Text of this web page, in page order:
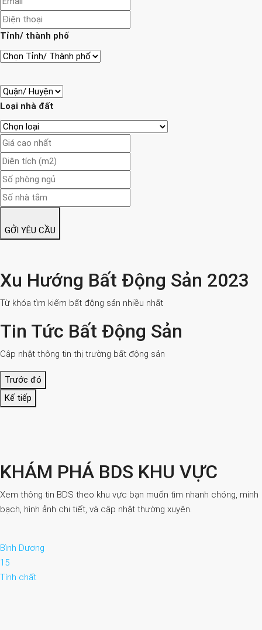
Tỉnh/ thành phố
Loại nhà đất
GỞI YÊU CẦU
Xu Hướng Bất Động Sản 2023
Từ khóa tìm kiếm bất động sản nhiều nhất
Tin Tức Bất Động Sản
Cập nhật thông tin thị trường bất động sản
Trước đó
Kế tiếp
KHÁM PHÁ BDS KHU VỰC
Xem thông tin BDS theo khu vực bạn muốn tìm nhanh chóng, minh
bạch, hình ảnh chi tiết, và cập nhật thường xuyên.
Bình Dương
15
Tính chất